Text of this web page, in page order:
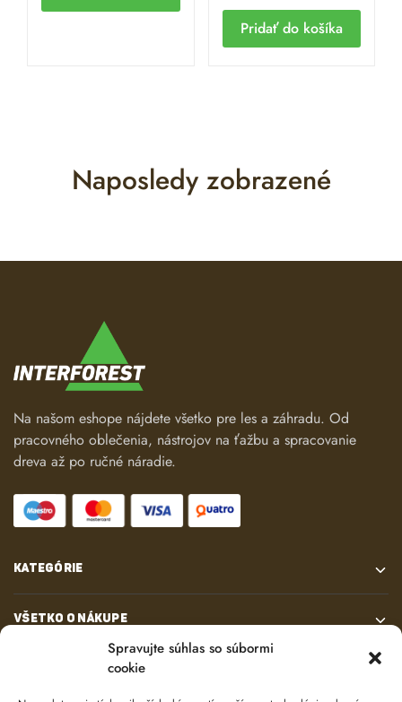
Spravujte súhlas so súbormi
cookie
Pridať do košíka
Naposledy zobrazené
Na našom eshope nájdete všetko pre les a záhradu. Od
pracovného oblečenia, nástrojov na ťažbu a spracovanie
dreva až po ručné náradie.
KATEGÓRIE
VŠETKO O NÁKUPE